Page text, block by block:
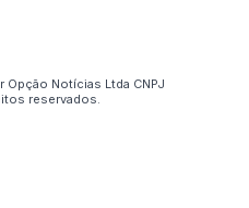
Notícias Ltda CNPJ
reservados.